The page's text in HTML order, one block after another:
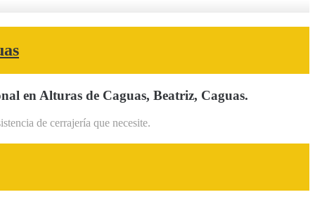
en Alturas de Caguas, Beatriz, Caguas.
de cerrajería que necesite.